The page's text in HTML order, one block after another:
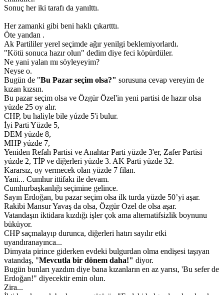
Sonuç her iki tarafı da yanılttı.
Her zamanki gibi beni haklı çıkartttı.
Öte yandan .
Ak Partililer yerel seçimde ağır yenilgi beklemiyorlardı.
"Kötü sonuca hazır olun" dedim diye feci köpürdüler.
Ne yani yalan mı söyleyeyim?
Neyse o.
Bugün de "Bu Pazar seçim olsa?" sorusuna cevap vereyim de
kızan kızsın.
Bu pazar seçim olsa ve Özgür Özel'in yeni partisi de hazır olsa
yüzde 25 oy alır.
CHP, bu haliyle bile yúzde 5'i bulur.
İyi Parti Yüzde 5,
DEM yüzde 8,
MHP yúzde 7,
Yeniden Refah Partisi ve Anahtar Parti yüzde 3'er, Zafer Partisi
yúzde 2, TİP ve diğerleri yüzde 3. AK Parti yüzde 32.
Kararsız, oy vermecek olan yüzde 7 filan.
Yani... Cumhur ittifakı ile devam.
Cumhurbaşkanlığı seçimine gelince.
Sayın Erdoğan, bu pazar seçim olsa ilk turda yüzde 50’yi aşar.
Rakibi Mansur Yavaş da olsa, Özgür Ozel de olsa aşar.
Vatandaşın iktidara kızdığı işler çok ama alternatifsizlik boynunu
büküyor.
CHP saçmalayıp durunca, diğerleri hatırı sayılır etki
uyandıranayınca...
Dimyata pirince giderken evdeki bulgurdan olma endişesi taşıyan
vatandaş, "Mevcutla bir dönem daha!" diyor.
Bugün bunları yazdım diye bana kızanların en az yarısı, 'Bu sefer de
Erdoğan!" diyecektir emin olun.
Zira...